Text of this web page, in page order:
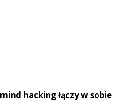
mind hacking łączy w